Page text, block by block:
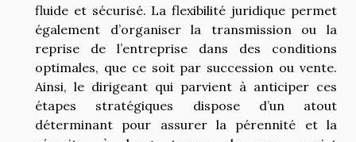
fluide et sécurisé. La flexibilité juridique permet
également d’organiser la transmission ou la
reprise de l’entreprise dans des conditions
optimales, que ce soit par succession ou vente.
Ainsi, le dirigeant qui parvient à anticiper ces
étapes stratégiques dispose d’un atout
déterminant pour assurer la pérennité et la